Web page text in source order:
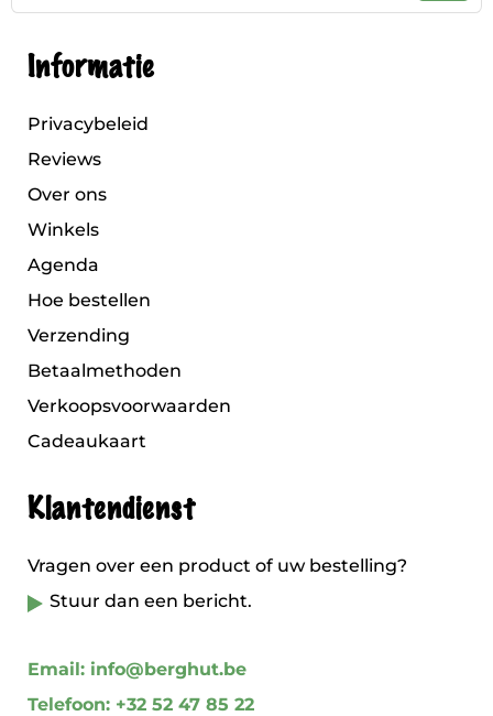
Informatie
Privacybeleid
Reviews
Over ons
Winkels
Agenda
Hoe bestellen
Verzending
Betaalmethoden
Verkoopsvoorwaarden
Cadeaukaart
Klantendienst
Vragen over een product of uw bestelling?
Stuur dan een bericht.
Email: info@berghut.be
Telefoon: +32 52 47 85 22